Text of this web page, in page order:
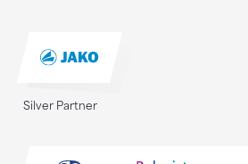
Silver Partner